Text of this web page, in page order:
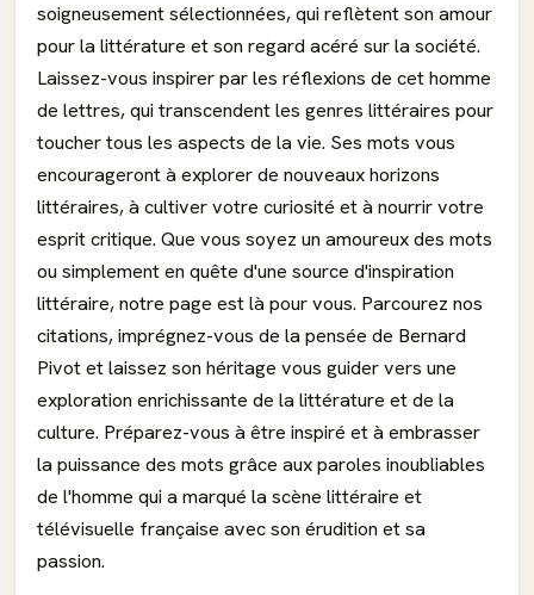
soigneusement sélectionnées, qui reflètent son amour
pour la littérature et son regard acéré sur la société.
Laissez-vous inspirer par les réflexions de cet homme
de lettres, qui transcendent les genres littéraires pour
toucher tous les aspects de la vie. Ses mots vous
encourageront à explorer de nouveaux horizons
littéraires, à cultiver votre curiosité et à nourrir votre
esprit critique. Que vous soyez un amoureux des mots
ou simplement en quête d'une source d'inspiration
littéraire, notre page est là pour vous. Parcourez nos
citations, imprégnez-vous de la pensée de Bernard
Pivot et laissez son héritage vous guider vers une
exploration enrichissante de la littérature et de la
culture. Préparez-vous à être inspiré et à embrasser
la puissance des mots grâce aux paroles inoubliables
de l'homme qui a marqué la scène littéraire et
télévisuelle française avec son érudition et sa
passion.